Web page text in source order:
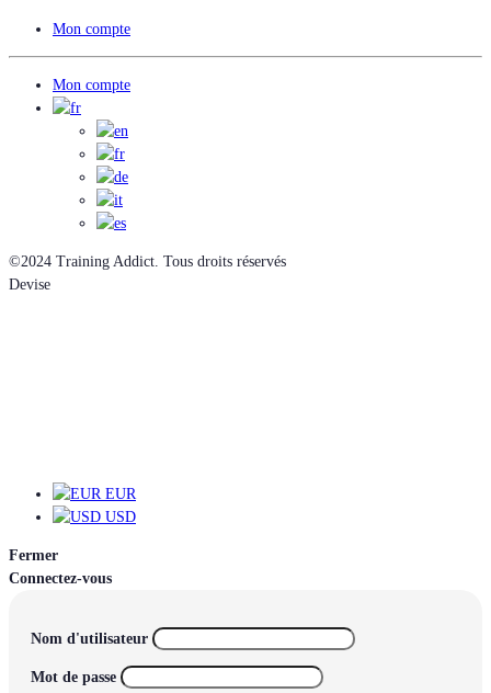
Mon compte
Mon compte
©2024 Training Addict. Tous droits réservés
Devise
EUR
USD
Fermer
Connectez-vous
Nom d'utilisateur
Mot de passe